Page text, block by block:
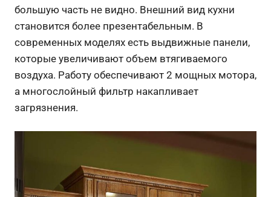
большую часть не видно. Внешний вид кухни
становится более презентабельным. В
современных моделях есть выдвижные панели,
которые увеличивают объем втягиваемого
воздуха. Работу обеспечивают 2 мощных мотора,
а многослойный фильтр накапливает
загрязнения.